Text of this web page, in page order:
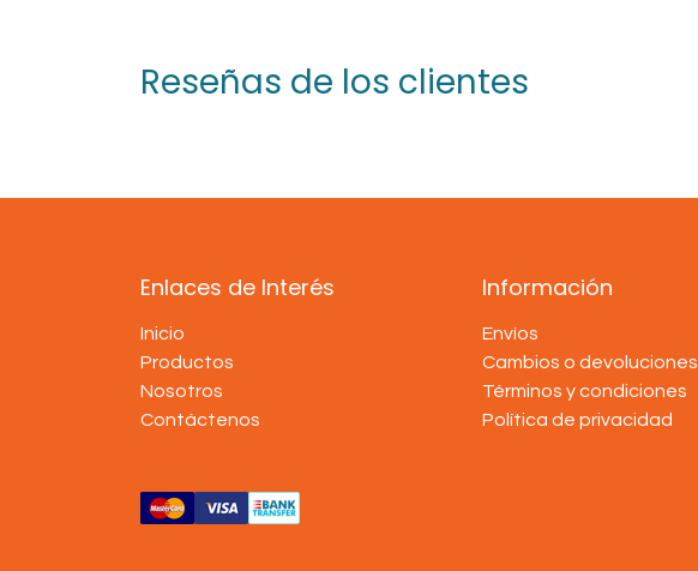
Reseñas de los clientes
Enlaces de Interés
Inicio
Productos
Nosotros
Contáctenos
Información
Envíos
Cambios o devoluciones
Términos y condiciones
Política de privacidad